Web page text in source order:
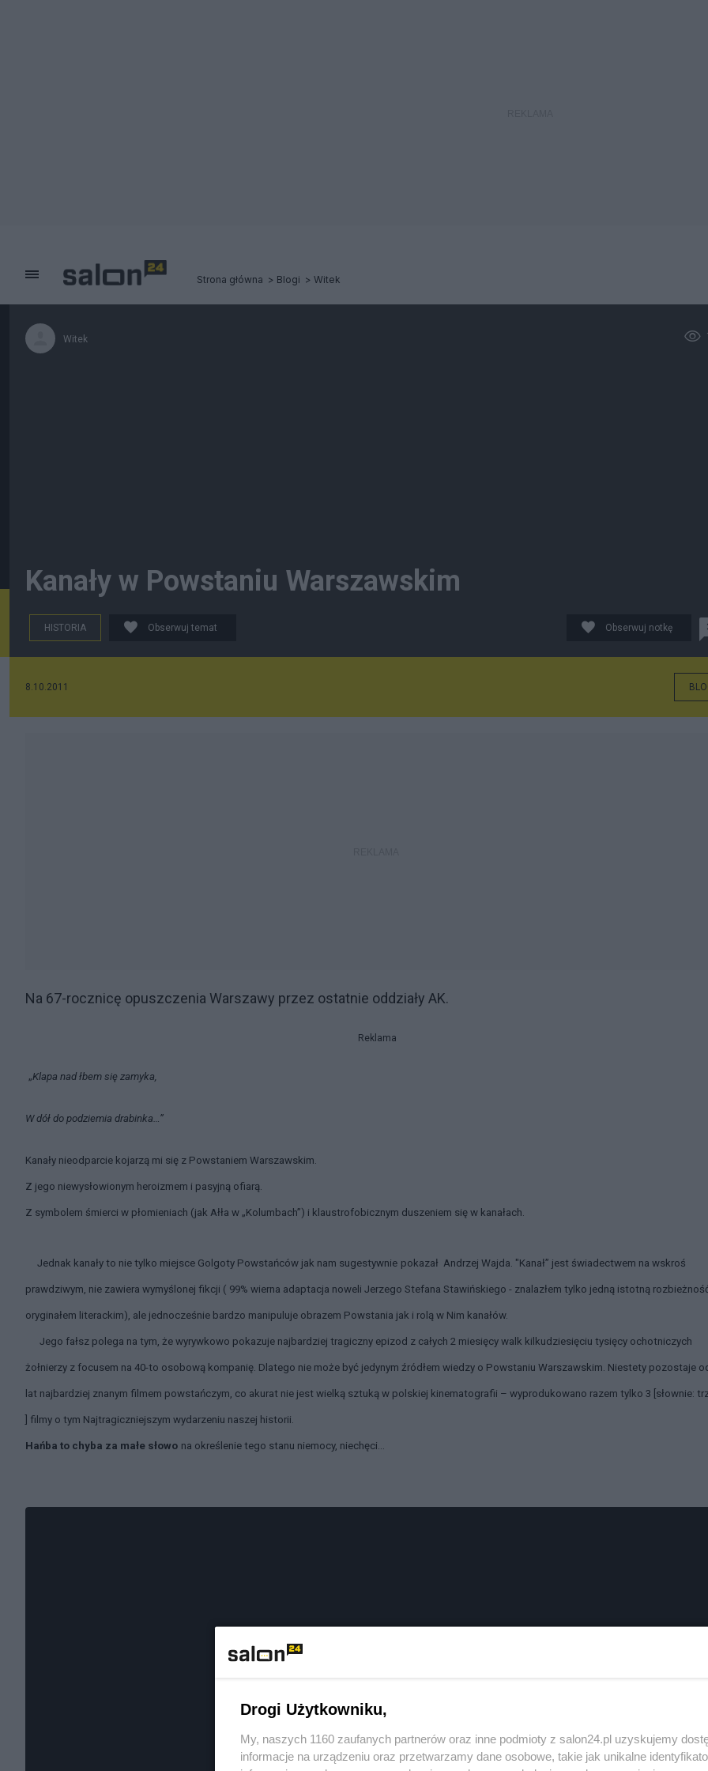
Strona główna Blogi Witek
Witek
Kanały w Powstaniu Warszawskim
HISTORIA Obserwuj temat Obserwuj notkę
8.10.2011
Na 67-rocznicę opuszczenia Warszawy przez ostatnie oddziały AK.
Reklama
„Klapa nad łbem się zamyka,
W dół do podziemia drabinka…”
Kanały nieodparcie kojarzą mi się z Powstaniem Warszawskim.
Z jego niewysłowionym heroizmem i pasyjną ofiarą.
Z symbolem śmierci w płomieniach (jak Ałła w „Kolumbach”) i klaustrofobicznym duszeniem się w kanałach.
Jednak kanały to nie tylko miejsce Golgoty Powstańców jak nam sugestywnie pokazał Andrzej Wajda. "Kanał” jest świadectwem na wskroś
prawdziwym, nie zawiera wymyślonej fikcji ( 99% wierna adaptacja noweli Jerzego Stefana Stawińskiego - znalazłem tylko jedną istotną
oryginałem literackim), ale jednocześnie bardzo manipuluje obrazem Powstania jak i rolą w Nim kanałów.
Jego fałsz polega na tym, że wyrywkowo pokazuje najbardziej tragiczny epizod z całych 2 miesięcy walk kilkudziesięciu tysięcy ochotniczych
żołnierzy z focusem na 40-to osobową kompanię. Dlatego nie może być jedynym źródłem wiedzy o Powstaniu Warszawskim. Niestety pozostaje
lat najbardziej znanym filmem powstańczym, co akurat nie jest wielką sztuką w polskiej kinematografii – wyprodukowano razem tylko 3 [słownie:
] filmy o tym Najtragiczniejszym wydarzeniu naszej historii.
Hańba to chyba za małe słowo na określenie tego stanu niemocy, niechęci...
Drogi Użytkowniku,
My, naszych 1160 zaufanych partnerów oraz inne podmioty z salon24.pl uzyskujemy
informacje na urządzeniu oraz przetwarzamy dane osobowe, takie jak unikalne